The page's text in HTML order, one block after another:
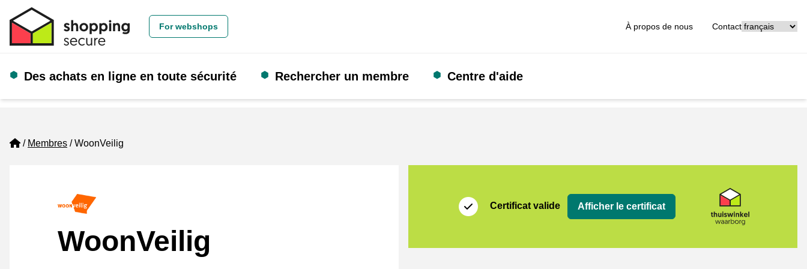
For webshops À propos de nous Contact
Des achats en ligne en toute sécurité Rechercher un membre Centre d'aide
Home
Membres WoonVeilig
WoonVeilig
Certificat valide Afficher le certificat